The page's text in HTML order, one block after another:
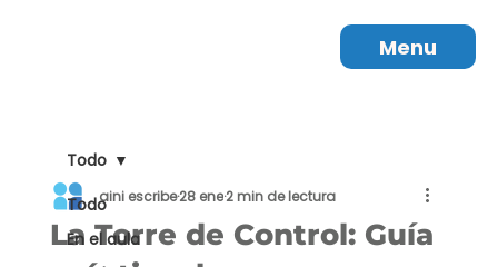
Menu
Todo
En el aula
Todo
La Torre de Control: Guía
aini escribe28 ene2 min de lectura